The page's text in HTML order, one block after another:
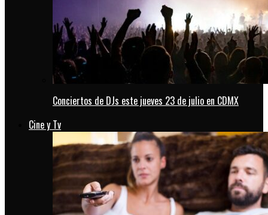
Conciertos de DJs este jueves 23 de julio en CDMX
Cine y Tv